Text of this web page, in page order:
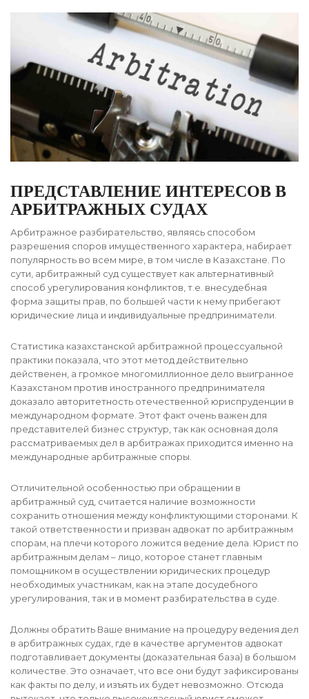
ПРЕДСТАВЛЕНИЕ ИНТЕРЕСОВ В
АРБИТРАЖНЫХ СУДАХ
Арбитражное разбирательство, являясь способом
разрешения споров имущественного характера, набирает
популярность во всем мире, в том числе в Казахстане. По
сути, арбитражный суд существует как альтернативный
способ урегулирования конфликтов, т.е. внесудебная
форма защиты прав, по большей части к нему прибегают
юридические лица и индивидуальные предприниматели.
Статистика казахстанской арбитражной процессуальной
практики показала, что этот метод действительно
действенен, а громкое многомиллионное дело выигранное
Казахстаном против иностранного предпринимателя
доказало авторитетность отечественной юриспруденции в
международном формате. Этот факт очень важен для
представителей бизнес структур, так как основная доля
рассматриваемых дел в арбитражах приходится именно на
международные арбитражные споры.
Отличительной особенностью при обращении в
арбитражный суд, считается наличие возможности
сохранить отношения между конфликтующими сторонами. К
такой ответственности и призван адвокат по арбитражным
спорам, на плечи которого ложится ведение дела. Юрист по
арбитражным делам – лицо, которое станет главным
помощником в осуществлении юридических процедур
необходимых участникам, как на этапе досудебного
урегулирования, так и в момент разбирательства в суде.
Должны обратить Ваше внимание на процедуру ведения дел
в арбитражных судах, где в качестве аргументов адвокат
подготавливает документы (доказательная база) в большом
количестве. Это означает, что все они будут зафиксированы
как факты по делу, и изъять их будет невозможно. Отсюда